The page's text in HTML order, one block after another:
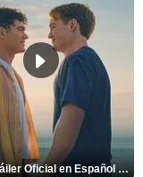
Primer Tráiler Oficial en Español de 'Heartstopper Forever'